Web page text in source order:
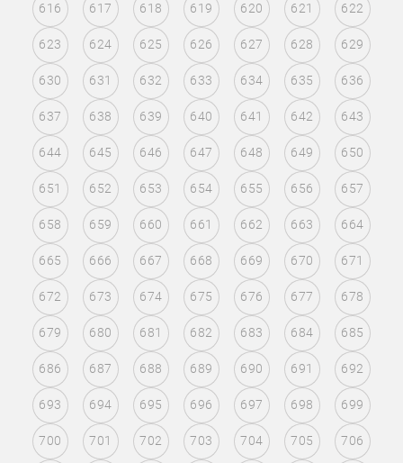
616 617 618 619 620 621 622
623 624 625 626 627 628 629
630 631 632 633 634 635 636
637 638 639 640 641 642 643
644 645 646 647 648 649 650
651 652 653 654 655 656 657
658 659 660 661 662 663 664
665 666 667 668 669 670 671
672 673 674 675 676 677 678
679 680 681 682 683 684 685
686 687 688 689 690 691 692
693 694 695 696 697 698 699
700 701 702 703 704 705 706